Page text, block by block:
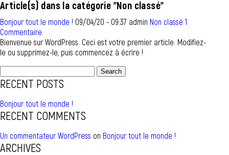
Article(s) dans la catégorie "Non classé"
Bonjour tout le monde ! 09/04/20 - 09:37 admin Non classé 1
Commentaire
Bienvenue sur WordPress. Ceci est votre premier article. Modifiez-
le ou supprimez-le, puis commencez à écrire !
Search
for:
RECENT POSTS
Bonjour tout le monde !
RECENT COMMENTS
Un commentateur WordPress on Bonjour tout le monde !
ARCHIVES